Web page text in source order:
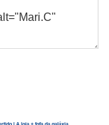
| A loja + fofa da galáxia